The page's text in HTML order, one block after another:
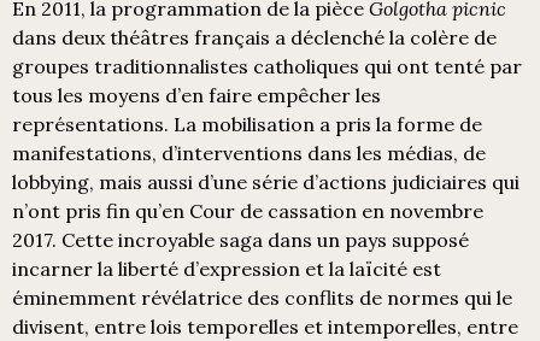
En 2011, la programmation de la pièce Golgotha picnic
dans deux théâtres français a déclenché la colère de
groupes traditionnalistes catholiques qui ont tenté par
tous les moyens d’en faire empêcher les
représentations. La mobilisation a pris la forme de
manifestations, d’interventions dans les médias, de
lobbying, mais aussi d’une série d’actions judiciaires qui
n’ont pris fin qu’en Cour de cassation en novembre
2017. Cette incroyable saga dans un pays supposé
incarner la liberté d’expression et la laïcité est
éminemment révélatrice des conflits de normes qui le
divisent, entre lois temporelles et intemporelles, entre